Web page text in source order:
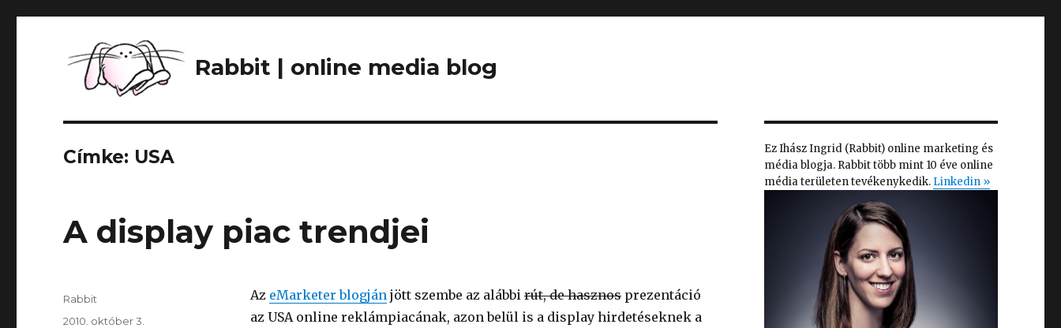
Rabbit | online media blog
Címke: USA
A display piac trendjei
Az eMarketer blogjánjött szembe az alábbi rút, de hasznosprezentáció
az USA online reklámpiacának, azon belül is a display hirdetéseknek a
Szerző
Rabbit
Közzétéve
2010. október 3.
Ez Ihász Ingrid (Rabbit) online marketing és
média blogja. Rabbit több mint 10 éve online
média területen tevékenykedik. Linkedin »